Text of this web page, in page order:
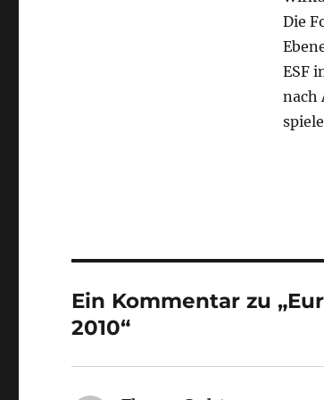
Die
ESF
nach
Ein Kommentar zu
2010“